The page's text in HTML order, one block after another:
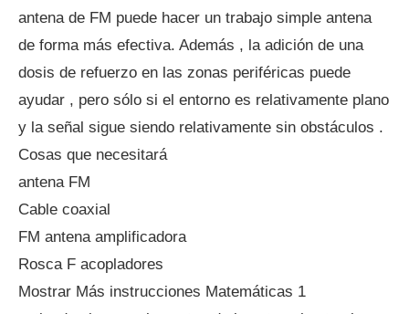
antena de FM puede hacer un trabajo simple antena
de forma más efectiva. Además , la adición de una
dosis de refuerzo en las zonas periféricas puede
ayudar , pero sólo si el entorno es relativamente plano
y la señal sigue siendo relativamente sin obstáculos .
Cosas que necesitará
antena FM
Cable coaxial
FM antena amplificadora
Rosca F acopladores
Mostrar Más instrucciones Matemáticas 1